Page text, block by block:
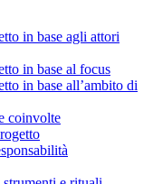
in base agli attori
in base al focus
in base all’ambito di
coinvolte